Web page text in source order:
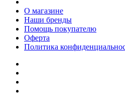
О магазине
Наши бренды
Помощь покупателю
Оферта
Политика